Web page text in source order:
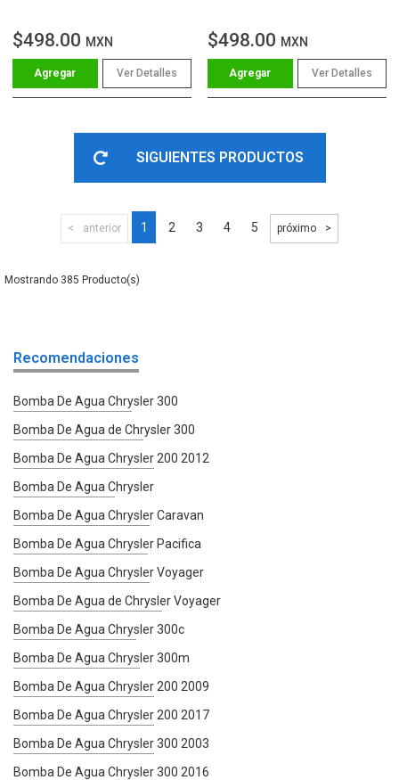
$498.00 MXN
Ver Detalles
$498.00 MXN
Ver Detalles
SIGUIENTES PRODUCTOS
anterior 1 2 3 4 5 próximo
385
Recomendaciones
Bomba De Agua Chrysler 300
Bomba De Agua de Chrysler 300
Bomba De Agua Chrysler 200 2012
Bomba De Agua Chrysler
Bomba De Agua Chrysler Caravan
Bomba De Agua Chrysler Pacifica
Bomba De Agua Chrysler Voyager
Bomba De Agua de Chrysler Voyager
Bomba De Agua Chrysler 300c
Bomba De Agua Chrysler 300m
Bomba De Agua Chrysler 200 2009
Bomba De Agua Chrysler 200 2017
Bomba De Agua Chrysler 300 2003
Bomba De Agua Chrysler 300 2016